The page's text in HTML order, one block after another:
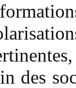
des